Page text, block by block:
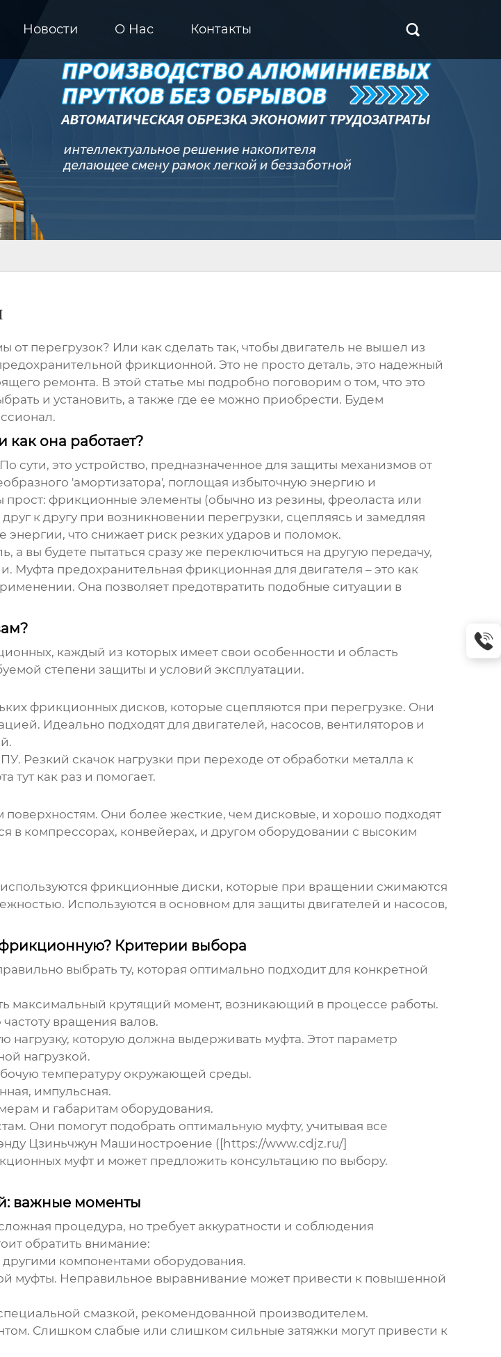
Новости О Hас Контакты 
перегрузок? Или как сделать так, чтобы двигатель не вышел из
фрикционной. Это не просто деталь, это надежный
ремонта. В этой статье мы подробно поговорим о том, что это
и установить, а также где ее можно приобрести. Будем
она работает?
сути, это устройство, предназначенное для защиты механизмов от
'амортизатора', поглощая избыточную энергию и
фрикционные элементы (обычно из резины, фреоласта или
к другу при возникновении перегрузки, сцепляясь и замедляя
что снижает риск резких ударов и поломок.
а вы будете пытаться сразу же переключиться на другую передачу,
Муфта предохранительная фрикционная для двигателя – это как
Она позволяет предотвратить подобные ситуации в
, каждый из которых имеет свои особенности и область
степени защиты и условий эксплуатации.
фрикционных дисков, которые сцепляются при перегрузке. Они
Идеально подходят для двигателей, насосов, вентиляторов и
Резкий скачок нагрузки при переходе от обработки металла к
как раз и помогает.
Они более жесткие, чем дисковые, и хорошо подходят
в компрессорах, конвейерах, и другом оборудовании с высоким
фрикционные диски, которые при вращении сжимаются
Используются в основном для защиты двигателей и насосов,
Критерии выбора
выбрать ту, которая оптимально подходит для конкретной
максимальный крутящий момент, возникающий в процессе работы.
вращения валов.
которую должна выдерживать муфта. Этот параметр
нагрузкой.
температуру окружающей среды.
импульсная.
и габаритам оборудования.
Они помогут подобрать оптимальную муфту, учитывая все
Цзиньчжун Машиностроение ([https://www.cdjz.ru/]
муфт и может предложить консультацию по выбору.
важные моменты
процедура, но требует аккуратности и соблюдения
обратить внимание:
компонентами оборудования.
муфты. Неправильное выравнивание может привести к повышенной
смазкой, рекомендованной производителем.
Слишком слабые или слишком сильные затяжки могут привести к